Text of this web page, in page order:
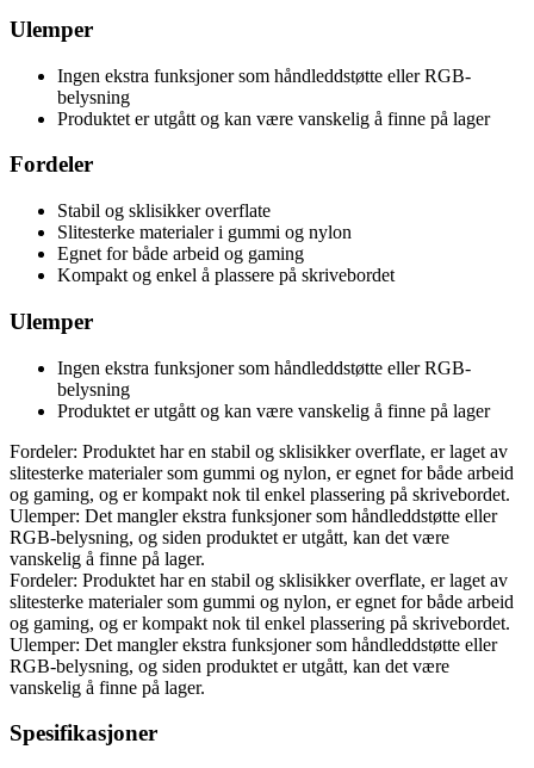
Ulemper
Ingen ekstra funksjoner som håndleddstøtte eller RGB-
belysning
Produktet er utgått og kan være vanskelig å finne på lager
Fordeler
Stabil og sklisikker overflate
Slitesterke materialer i gummi og nylon
Egnet for både arbeid og gaming
Kompakt og enkel å plassere på skrivebordet
Ulemper
Ingen ekstra funksjoner som håndleddstøtte eller RGB-
belysning
Produktet er utgått og kan være vanskelig å finne på lager
Fordeler: Produktet har en stabil og sklisikker overflate, er laget av
slitesterke materialer som gummi og nylon, er egnet for både arbeid
og gaming, og er kompakt nok til enkel plassering på skrivebordet.
Ulemper: Det mangler ekstra funksjoner som håndleddstøtte eller
RGB-belysning, og siden produktet er utgått, kan det være
vanskelig å finne på lager.
Fordeler: Produktet har en stabil og sklisikker overflate, er laget av
slitesterke materialer som gummi og nylon, er egnet for både arbeid
og gaming, og er kompakt nok til enkel plassering på skrivebordet.
Ulemper: Det mangler ekstra funksjoner som håndleddstøtte eller
RGB-belysning, og siden produktet er utgått, kan det være
vanskelig å finne på lager.
Spesifikasjoner